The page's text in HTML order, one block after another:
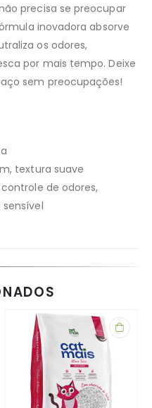
precisa se preocupar
inovadora absorve
os odores,
por mais tempo. Deixe
sem preocupações!
textura suave
de odores,